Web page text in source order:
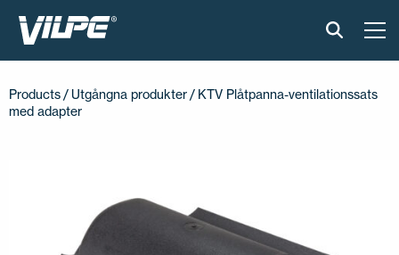
INSTALLATION & MATERIAL
Products / Utgångna produkter / KTV Plåtpanna-ventilationssats
med adapter